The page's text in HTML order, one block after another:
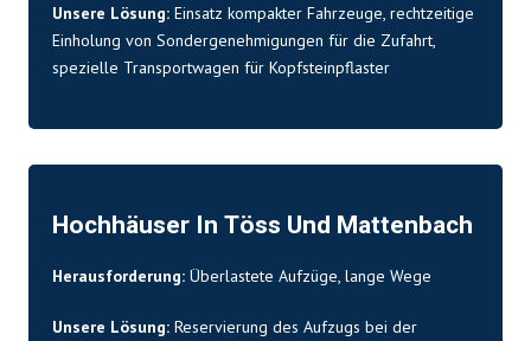
Unsere Lösung: Einsatz kompakter Fahrzeuge, rechtzeitige
Einholung von Sondergenehmigungen für die Zufahrt,
spezielle Transportwagen für Kopfsteinpflaster
Hochhäuser In Töss Und Mattenbach
Herausforderung: Überlastete Aufzüge, lange Wege
Unsere Lösung: Reservierung des Aufzugs bei der